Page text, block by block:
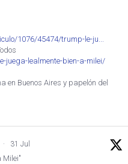
1076/45474/trump-le-ju...
juega-lealmente-bien-a-milei/
en Buenos Aires y papelón del
· 31 Jul
Milei"